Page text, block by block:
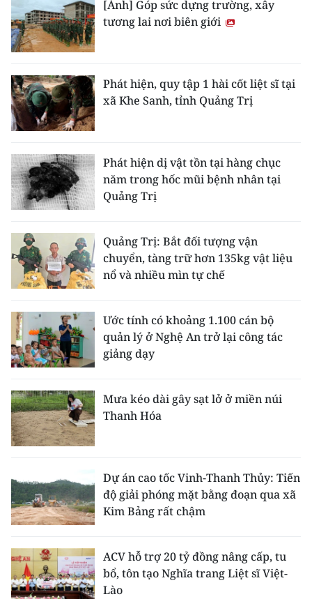
[Ảnh] Góp sức dựng trường, xây
tương lai nơi biên giới
Phát hiện, quy tập 1 hài cốt liệt sĩ tại
xã Khe Sanh, tỉnh Quảng Trị
Phát hiện dị vật tồn tại hàng chục
năm trong hốc mũi bệnh nhân tại
Quảng Trị
Quảng Trị: Bắt đối tượng vận
chuyển, tàng trữ hơn 135kg vật liệu
nổ và nhiều mìn tự chế
Ước tính có khoảng 1.100 cán bộ
quản lý ở Nghệ An trở lại công tác
giảng dạy
Mưa kéo dài gây sạt lở ở miền núi
Thanh Hóa
Dự án cao tốc Vinh-Thanh Thủy: Tiến
độ giải phóng mặt bằng đoạn qua xã
Kim Bảng rất chậm
ACV hỗ trợ 20 tỷ đồng nâng cấp, tu
bổ, tôn tạo Nghĩa trang Liệt sĩ Việt-
Lào